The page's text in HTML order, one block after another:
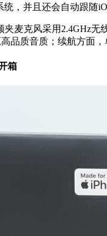
，并且还会自动跟随
麦克风采用2.4GHz
品质音质；续航方面
箱